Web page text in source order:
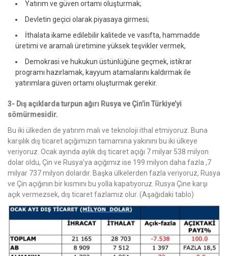
Yatırım ve güven ortamı oluşturmak;
Devletin geçici olarak piyasaya girmesi;
İthalata ikame edilebilir kalitede ve vasıfta, hammadde
üretimi ve aramalı üretimine yüksek teşvikler vermek,
Demokrasi ve hukukun üstünlüğüne geçmek, istikrar
programı hazırlamak, kayyum atamalarını kaldırmak ile
yatırımlara güven ortamı oluşturmak gerekir.
3- Dış açıklarda turpun ağırı Rusya ve Çin’in Türkiye’yi
sömürmesidir.
Bu iki ülkeden de yatırım malı ve teknoloji ithal etmiyoruz. Buna
karşılık dış ticaret açığımızın tamamına yakınını bu iki ülkeye
veriyoruz. Ocak ayında aylık dış ticaret açığı 7 milyar 538 milyon
dolar oldu, Çin ve Rusya’ya açığımız ise 199 milyon daha fazla ,7
milyar 737 milyon dolardır. Başka ülkelerden fazla veriyoruz, Rusya
ve Çin açığının bir kısmını bu yolla kapatıyoruz. Rusya Çine karşı
açık vermezsek, dış ticaret fazlamız olur. (Aşağıdaki tablo)